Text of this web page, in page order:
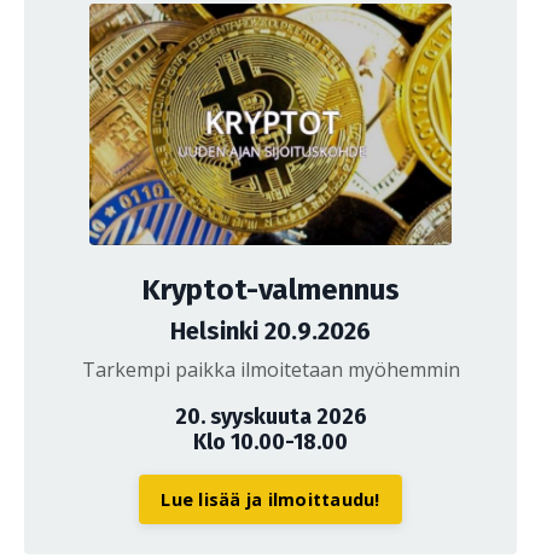
Kryptot-valmennus
Helsinki 20.9.2026
Tarkempi paikka ilmoitetaan myöhemmin
20. syyskuuta 2026
Klo 10.00-18.00
Lue lisää ja ilmoittaudu!